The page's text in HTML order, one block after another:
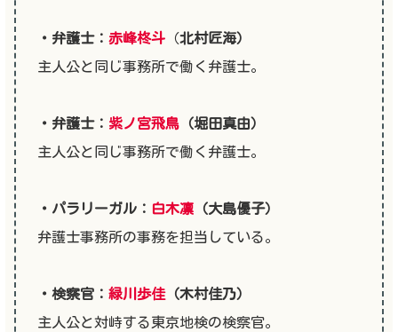
・弁護士： 赤峰柊斗 （北村匠海）
主人公と同じ事務所で働く弁護士。
・弁護士： 紫ノ宮飛鳥 （堀田真由）
主人公と同じ事務所で働く弁護士。
・パラリーガル： 白木凛 （大島優子）
弁護士事務所の事務を担当している。
・検察官： 緑川歩佳（木村佳乃）
主人公と対峙する東京地検の検察官。